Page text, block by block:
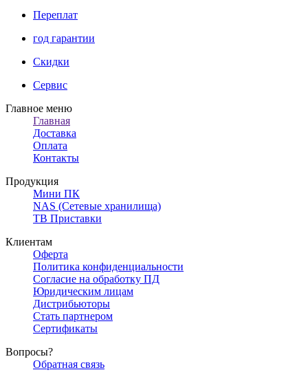
Переплат
год гарантии
Скидки
Сервис
Главное меню
Главная
Доставка
Оплата
Контакты
Продукция
Мини ПК
NAS (Сетевые хранилища)
ТВ Приставки
Клиентам
Оферта
Политика конфиденциальности
Согласие на обработку ПД
Юридическим лицам
Дистрибьюторы
Стать партнером
Сертификаты
Вопросы?
Обратная связь